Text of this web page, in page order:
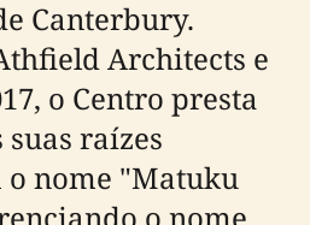
Canterbury.
Architects e
o Centro presta
raízes
o nome "Matuku